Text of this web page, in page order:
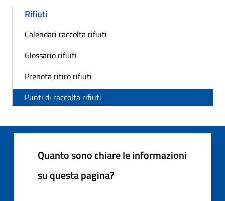
Rifiuti
Calendari raccolta rifiuti
Glossario rifiuti
Prenota ritiro rifiuti
Punti di raccolta rifiuti
Quanto sono chiare le informazioni
su questa pagina?